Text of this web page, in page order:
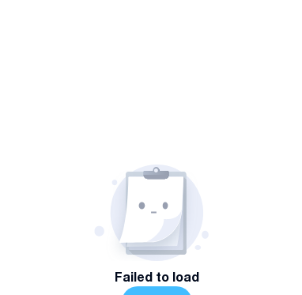
Failed to load